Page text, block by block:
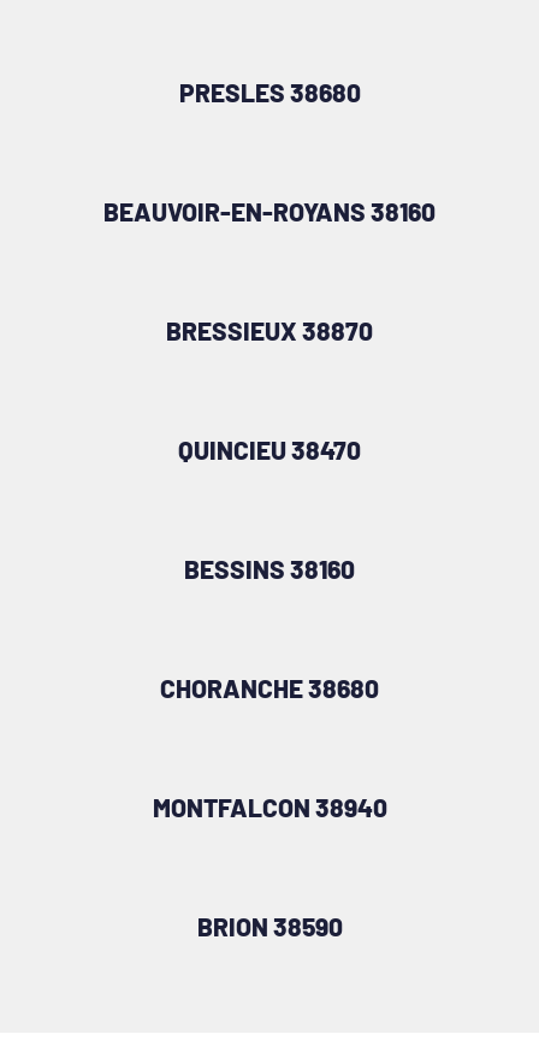
PRESLES 38680
BEAUVOIR-EN-ROYANS 38160
BRESSIEUX 38870
QUINCIEU 38470
BESSINS 38160
CHORANCHE 38680
MONTFALCON 38940
BRION 38590